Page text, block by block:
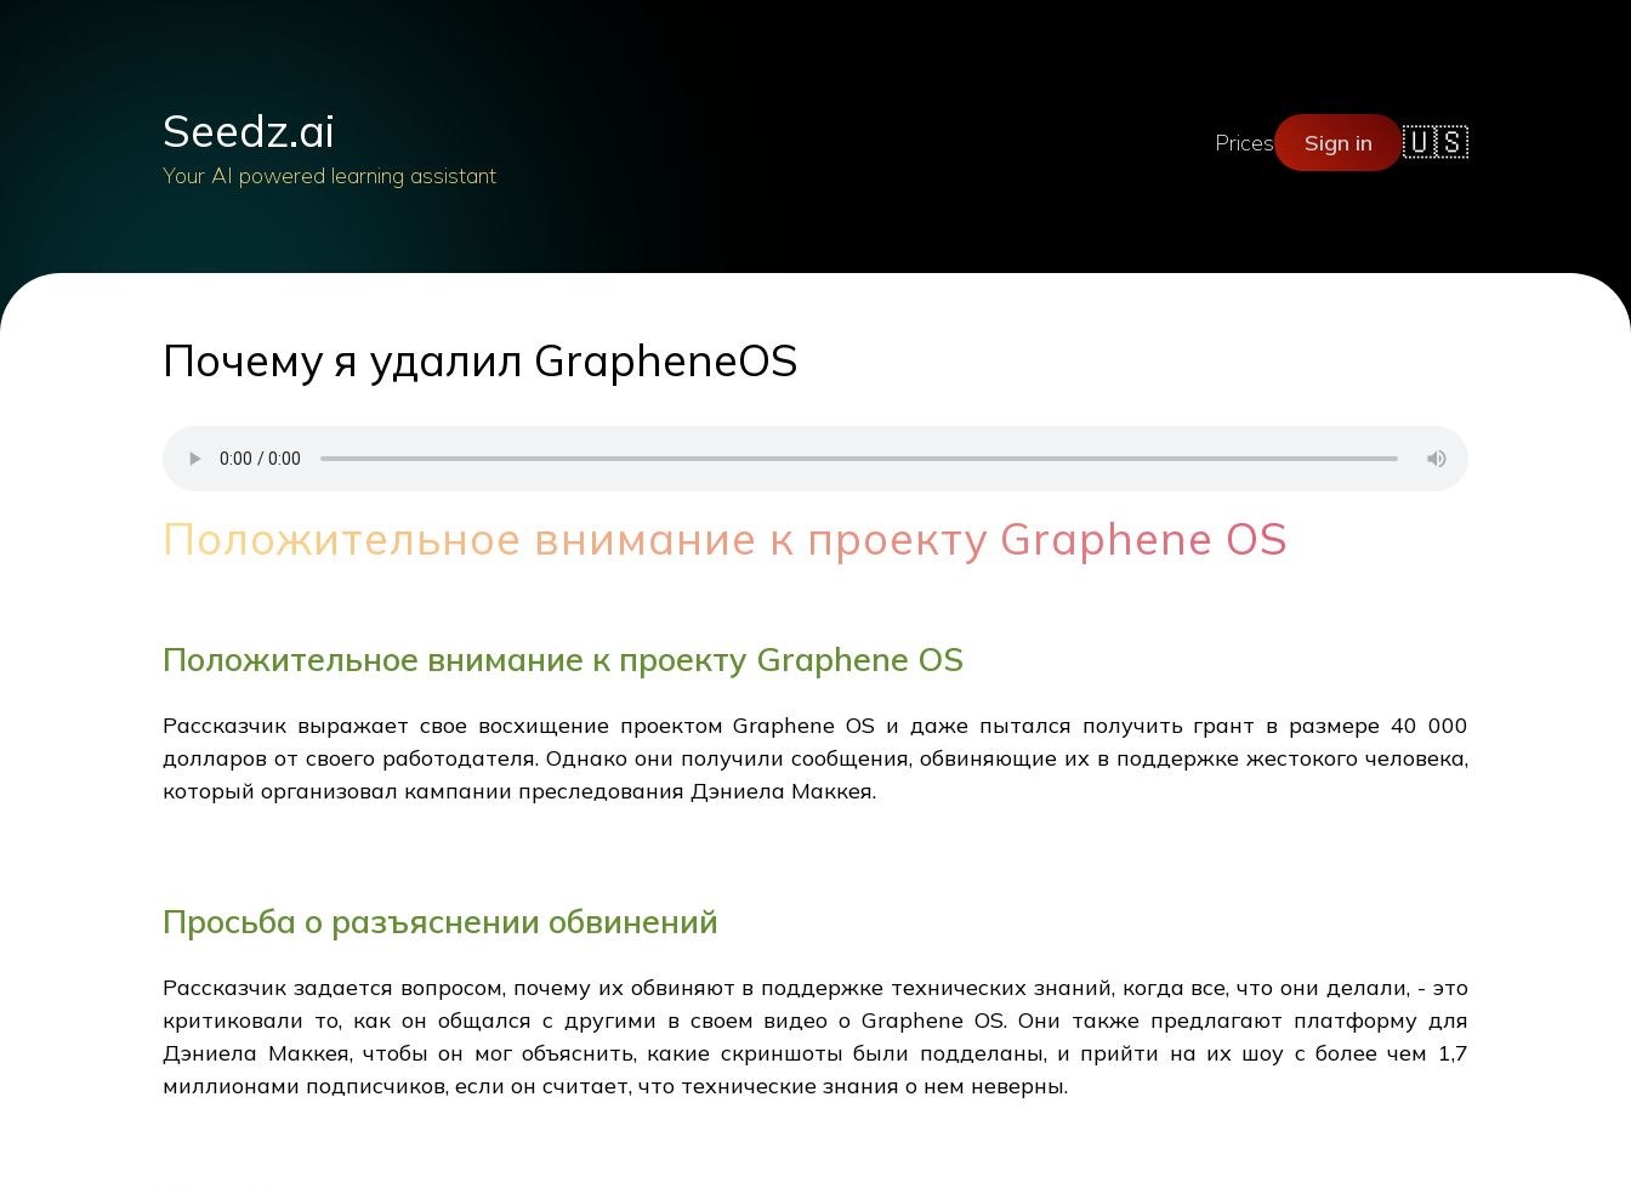
Seedz.ai
Your AI powered learning assistant
Prices Sign in 🇺🇸
Почему я удалил GrapheneOS
Положительное внимание к проекту Graphene OS
Положительное внимание к проекту Graphene OS
Рассказчик выражает свое восхищение проектом Graphene OS и даже пытался получить грант в размере 40 000
долларов от своего работодателя. Однако они получили сообщения, обвиняющие их в поддержке жестокого человека,
который организовал кампании преследования Дэниела Маккея.
Просьба о разъяснении обвинений
Рассказчик задается вопросом, почему их обвиняют в поддержке технических знаний, когда все, что они делали, - это
критиковали то, как он общался с другими в своем видео о Graphene OS. Они также предлагают платформу для
Дэниела Маккея, чтобы он мог объяснить, какие скриншоты были подделаны, и прийти на их шоу с более чем 1,7
миллионами подписчиков, если он считает, что технические знания о нем неверны.